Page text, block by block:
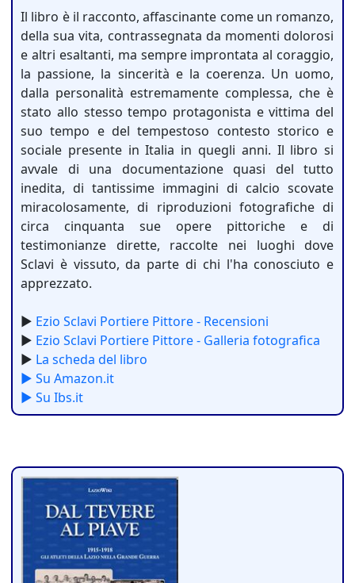
Il libro è il racconto, affascinante come un romanzo,
della sua vita, contrassegnata da momenti dolorosi
e altri esaltanti, ma sempre improntata al coraggio,
la passione, la sincerità e la coerenza. Un uomo,
dalla personalità estremamente complessa, che è
stato allo stesso tempo protagonista e vittima del
suo tempo e del tempestoso contesto storico e
sociale presente in Italia in quegli anni. Il libro si
avvale di una documentazione quasi del tutto
inedita, di tantissime immagini di calcio scovate
miracolosamente, di riproduzioni fotografiche di
circa cinquanta sue opere pittoriche e di
testimonianze dirette, raccolte nei luoghi dove
Sclavi è vissuto, da parte di chi l'ha conosciuto e
apprezzato.
► Ezio Sclavi Portiere Pittore - Recensioni
► Ezio Sclavi Portiere Pittore - Galleria fotografica
► La scheda del libro
► Su Amazon.it
► Su Ibs.it